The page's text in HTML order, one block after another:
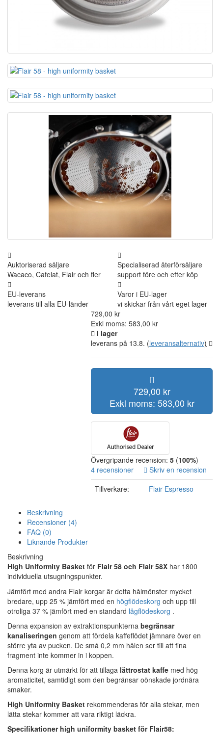
Auktoriserad säljare
Wacaco, Cafelat, Flair och fler
Specialiserad återförsäljare
support före och efter köp
EU-leverans
leverans till alla EU-länder
Varor i EU-lager
vi skickar från vårt eget lager
729,00 kr
Exkl moms: 583,00 kr
I lager
leverans på 13.8. (leveransalternativ)
729,00 kr
Exkl moms: 583,00 kr
Övergripande recension: 5 (100%)
4 recensioner
Skriv en recension
Tillverkare:
Flair Espresso
Beskrivning
Recensioner (4)
FAQ (0)
Liknande Produkter
Beskrivning
High Uniformity Basket för Flair 58 och Flair 58X har 1800
individuella utsugningspunkter.
Jämfört med andra Flair korgar är detta hålmönster mycket
bredare, upp 25 % jämfört med en högflödeskorg och upp till
otroliga 37 % jämfört med en standard lågflödeskorg .
Denna expansion av extraktionspunkterna begränsar
kanaliseringen genom att fördela kaffeflödet jämnare över en
större yta av pucken. De små 0,2 mm hålen ser till att fina
fragment inte kommer in i koppen.
Denna korg är utmärkt för att tillaga lättrostat kaffe med hög
aromaticitet, samtidigt som den begränsar oönskade jordnära
smaker.
High Uniformity Basket rekommenderas för alla stekar, men
lätta stekar kommer att vara riktigt läckra.
Specifikationer high uniformity basket för Flair58: